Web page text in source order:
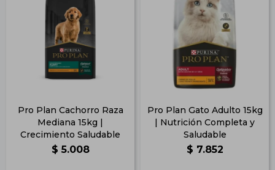
Pro Plan Cachorro Raza
Mediana 15kg |
Crecimiento Saludable
$ 5.008
Pro Plan Gato Adulto 15kg
| Nutrición Completa y
Saludable
$ 7.852